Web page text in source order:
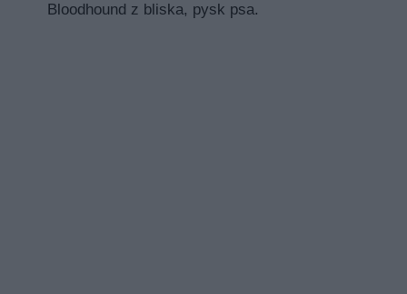
Bloodhound z bliska, pysk psa.